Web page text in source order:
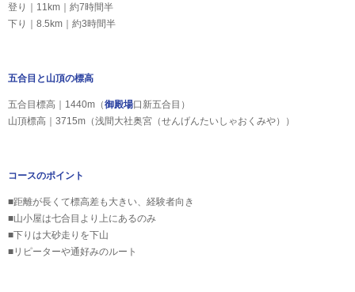
登り｜11km｜約7時間半
下り｜8.5km｜約3時間半
五合目と山頂の標高
五合目標高｜1440m（御殿場口新五合目）
山頂標高｜3715m（浅間大社奥宮（せんげんたいしゃおくみや））
コースのポイント
■距離が長くて標高差も大きい、経験者向き
■山小屋は七合目より上にあるのみ
■下りは大砂走りを下山
■リピーターや通好みのルート